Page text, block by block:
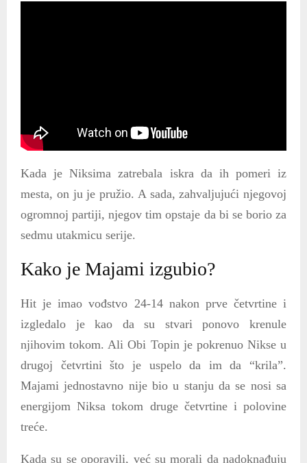
Kada je Niksima zatrebala iskra da ih pomeri iz
mesta, on ju je pružio. A sada, zahvaljujući njegovoj
ogromnoj partiji, njegov tim opstaje da bi se borio za
sedmu utakmicu serije.
Kako je Majami izgubio?
Hit je imao vođstvo 24-14 nakon prve četvrtine i
izgledalo je kao da su stvari ponovo krenule
njihovim tokom. Ali Obi Topin je pokrenuo Nikse u
drugoj četvrtini što je uspelo da im da “krila”.
Majami jednostavno nije bio u stanju da se nosi sa
energijom Niksa tokom druge četvrtine i polovine
treće.
Kada su se oporavili, već su morali da nadoknađuju